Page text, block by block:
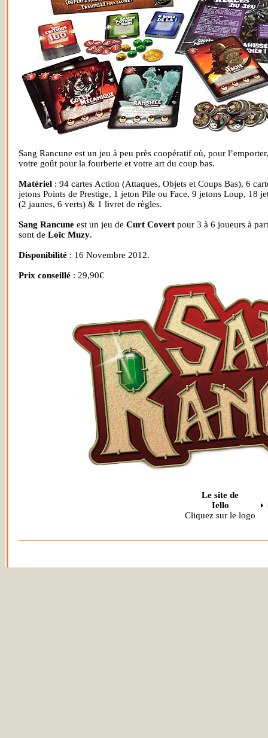
Sang Rancune est un jeu à peu près coopératif où, pour
votre goût pour la fourberie et votre art du coup bas.
Matériel: 94 cartes Action (Attaques, Objets et Coups Bas), 6
jetons Points de Prestige, 1 jeton Pile ou Face, 9 jetons Loup, 18
(2 jaunes, 6 verts) & 1 livret de règles.
Sang Rancuneest un jeu de Curt Covertpour 3 à 6 joueurs à
sont de Loïc Muzy.
Disponibilité: 16 Novembre 2012.
Prix conseillé: 29,90€
Le site de
Iello
Cliquez sur le logo